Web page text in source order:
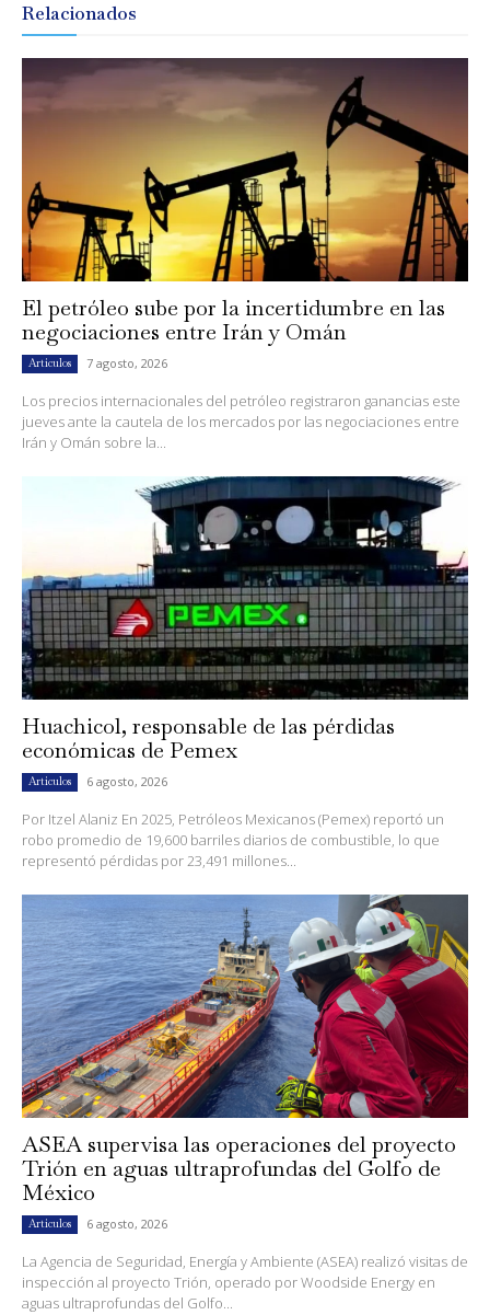
Relacionados
El petróleo sube por la incertidumbre en las
negociaciones entre Irán y Omán
Artículos 7 agosto, 2026
Los precios internacionales del petróleo registraron ganancias este
jueves ante la cautela de los mercados por las negociaciones entre
Irán y Omán sobre la...
Huachicol, responsable de las pérdidas
económicas de Pemex
Artículos 6 agosto, 2026
Por Itzel Alaniz En 2025, Petróleos Mexicanos (Pemex) reportó un
robo promedio de 19,600 barriles diarios de combustible, lo que
representó pérdidas por 23,491 millones...
ASEA supervisa las operaciones del proyecto
Trión en aguas ultraprofundas del Golfo de
México
Artículos 6 agosto, 2026
La Agencia de Seguridad, Energía y Ambiente (ASEA) realizó visitas de
inspección al proyecto Trión, operado por Woodside Energy en
aguas ultraprofundas del Golfo...